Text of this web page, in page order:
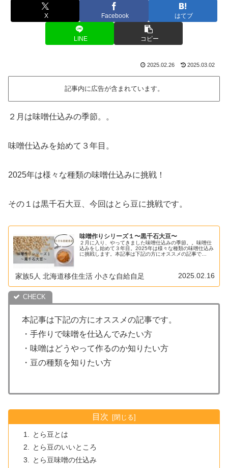
X Facebook はてブ
LINE コピー
2025.02.26 2025.03.02
記事内に広告が含まれています。
２月は味噌仕込みの季節。。
味噌仕込みを始めて３年目。
2025年は様々な種類の味噌仕込みに挑戦！
その１は黒千石大豆、今回はとら豆に挑戦です。
味噌作りシリーズ１〜黒千石大豆〜
２月に入り、やってきました味噌仕込みの季節。。味噌仕
込みをし始めて３年目。2025年は様々な種類の味噌仕込み
に挑戦します。本記事は下記の方にオススメの記事で
家族5人 北海道移住生活 小さな自給自足 2025.02.16
本記事は下記の方にオススメの記事です。
・手作りで味噌を仕込んでみたい方
・味噌はどうやって作るのか知りたい方
・豆の種類を知りたい方
目次
とら豆とは
とら豆のいいところ
とら豆味噌の仕込み